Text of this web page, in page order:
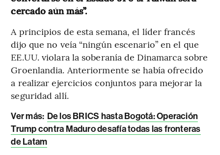
cercado aún más”.
A principios de esta semana, el líder francés
dijo que no veía “ningún escenario” en el que
EE.UU. violara la soberanía de Dinamarca sobre
Groenlandia. Anteriormente se había ofrecido
a realizar ejercicios conjuntos para mejorar la
seguridad allí.
Ver más: De los BRICS hasta Bogotá: Operación
Trump contra Maduro desafía todas las fronteras
de Latam